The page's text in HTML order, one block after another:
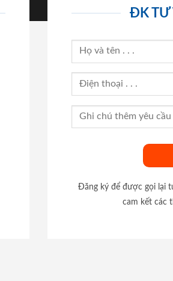
ĐK TƯ
Đăng ký để được gọi lại
cam kết các